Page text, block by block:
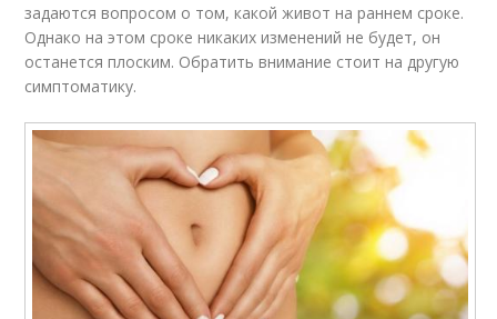
задаются вопросом о том, какой живот на раннем сроке.
Однако на этом сроке никаких изменений не будет, он
останется плоским. Обратить внимание стоит на другую
симптоматику.